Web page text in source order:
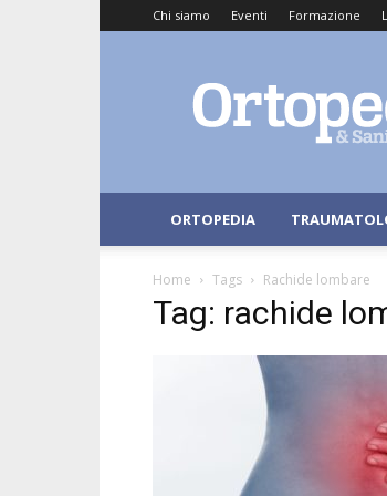
Chi siamo Eventi Formazione
e
Sanitari
ORTOPEDIA
Home Tags Rachide lombare
Tag: rachide